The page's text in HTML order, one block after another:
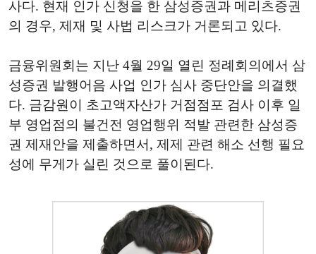
사다. 현재 인가 신청을 한 삼성증권과 메리츠증권
의 경우, 제재 및 사법 리스크가 거론되고 있다.
금융위원회는 지난 4월 29일 열린 정례회의에서 삼
성증권 발행어음 사업 인가 심사 중단안을 의결했
다. 금감원이 초고액자산가 거점점포 검사 이후 일
부 영업점의 불건전 영업행위 적발 관련한 삼성증
권 제재안을 제출하면서, 제제 관련 해소 선행 필요
성에 무게가 실린 것으로 풀이된다.